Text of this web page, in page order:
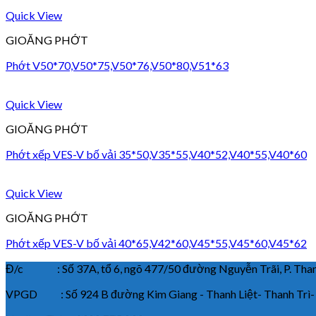
Quick View
GIOĂNG PHỚT
Phớt V50*70,V50*75,V50*76,V50*80,V51*63
Quick View
GIOĂNG PHỚT
Phớt xếp VES-V bố vải 35*50,V35*55,V40*52,V40*55,V40*60
Quick View
GIOĂNG PHỚT
Phớt xếp VES-V bố vải 40*65,V42*60,V45*55,V45*60,V45*62
Đ/c : Số 37A, tổ 6, ngõ 477/50 đường Nguyễn Trãi, P. Thanh
VPGD : Số 924 B đường Kim Giang - Thanh Liệt- Thanh